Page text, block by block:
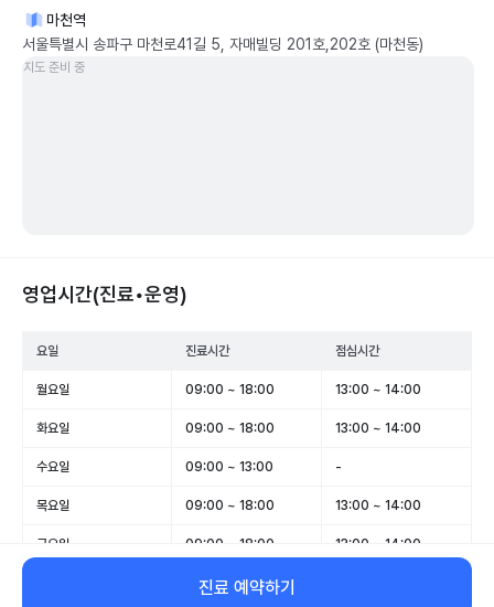
마천역
서울특별시 송파구 마천로41길 5, 자매빌딩 201호,202호 (마천동)
지도 준비 중
영업시간(진료•운영)
요일 진료시간 점심시간
월요일 09:00 ~ 18:00 13:00 ~ 14:00
화요일 09:00 ~ 18:00 13:00 ~ 14:00
수요일 09:00 ~ 13:00 -
목요일 09:00 ~ 18:00 13:00 ~ 14:00
금요일 09:00 ~ 18:00 13:00 ~ 14:00
09:00 ~ 13:00
진료 예약하기